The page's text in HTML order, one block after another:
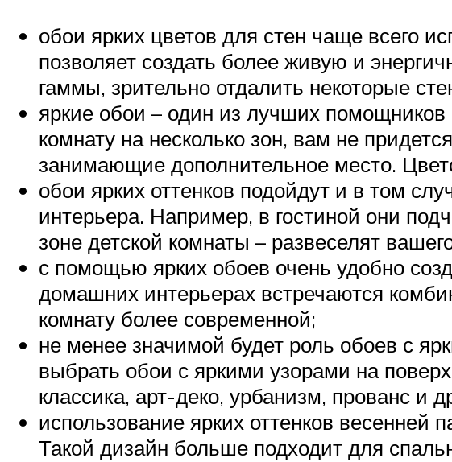
обои ярких цветов для стен чаще всего
позволяет создать более живую и
гаммы, зрительно отдалить некоторые
яркие обои – один из лучших
комнату на несколько зон, вам не
занимающие дополнительное место.
обои ярких оттенков подойдут и в том
интерьера. Например, в гостиной они
зоне детской комнаты – развеселят
с помощью ярких обоев очень удобно
домашних интерьерах встречаются
комнату более современной;
не менее значимой будет роль обоев с
выбрать обои с яркими узорами на
классика, арт-деко, урбанизм, прованс и
использование ярких оттенков
Такой дизайн больше подходит для